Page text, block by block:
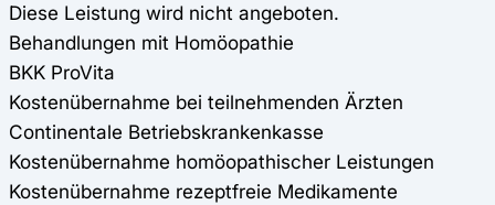
Diese Leistung wird nicht angeboten.
Behandlungen mit Homöopathie
BKK ProVita
Kostenübernahme bei teilnehmenden Ärzten
Continentale Betriebskrankenkasse
Kostenübernahme homöopathischer Leistungen
Kostenübernahme rezeptfreie Medikamente